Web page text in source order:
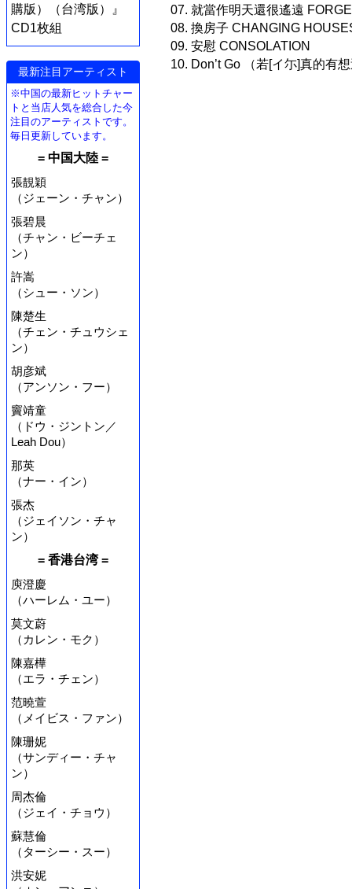
購版）（台湾版）』
CD1枚組
最新注目アーティスト
※中国の最新ヒットチャー
トと当店人気を総合した今
注目のアーティストです。
毎日更新しています。
= 中国大陸 =
張靚穎
（ジェーン・チャン）
張碧晨
（チャン・ビーチェ
ン）
許嵩
（シュー・ソン）
陳楚生
（チェン・チュウシェ
ン）
胡彦斌
（アンソン・フー）
竇靖童
（ドウ・ジントン／
Leah Dou）
那英
（ナー・イン）
張杰
（ジェイソン・チャ
ン）
= 香港台湾 =
庾澄慶
（ハーレム・ユー）
莫文蔚
（カレン・モク）
陳嘉樺
（エラ・チェン）
范曉萱
（メイビス・ファン）
陳珊妮
（サンディー・チャ
ン）
周杰倫
（ジェイ・チョウ）
蘇慧倫
（ターシー・スー）
洪安妮
07. 就當作明天還很遙遠
08. 換房子 CHANGING
09. 安慰 CONSOLATION
10. Don’t Go （若[イ尓]真的有